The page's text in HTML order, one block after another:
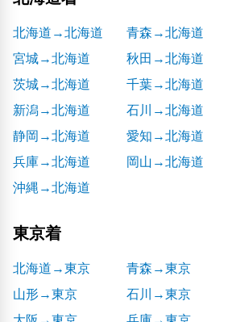
北海道→北海道 青森→北海道
宮城→北海道
秋田→北海道
茨城→北海道
千葉→北海道
新潟→北海道
石川→北海道
静岡→北海道
愛知→北海道
兵庫→北海道
岡山→北海道
沖縄→北海道
東京着
北海道→東京 青森→東京
山形→東京
石川→東京